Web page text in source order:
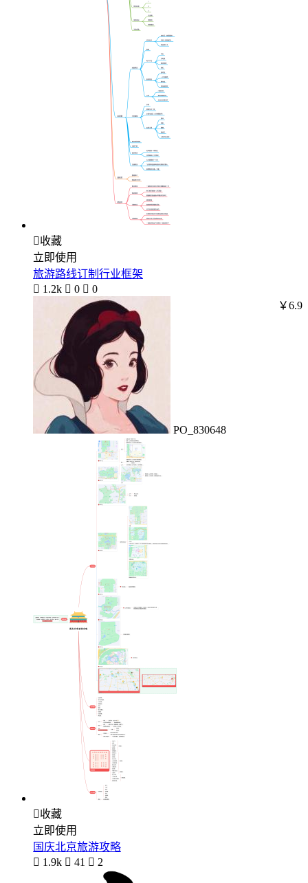
收藏
立即使用
旅游路线订制行业框架
 1.2k  0  0
PO_830648
￥6.9
收藏
立即使用
国庆北京旅游攻略
 1.9k  41  2